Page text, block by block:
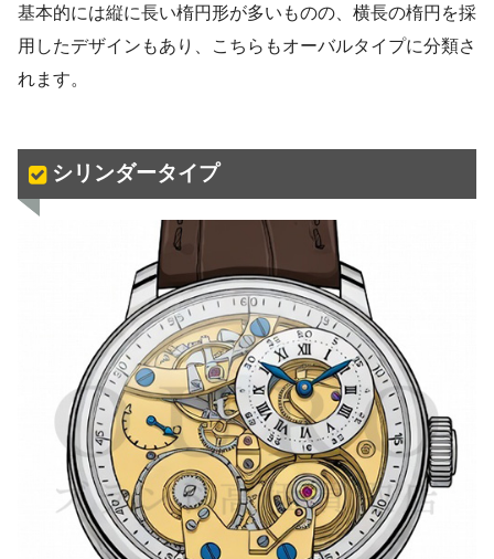
基本的には縦に長い楕円形が多いものの、横長の楕円を採
用したデザインもあり、こちらもオーバルタイプに分類さ
れます。
シリンダータイプ